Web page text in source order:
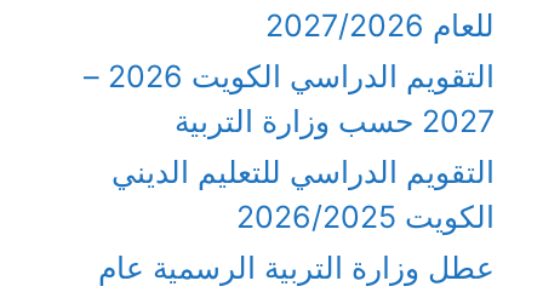
للعام 2027/2026
التقويم الدراسي الكويت 2026 –
2027 حسب وزارة التربية
التقويم الدراسي للتعليم الديني
الكويت 2026/2025
عطل وزارة التربية الرسمية عام